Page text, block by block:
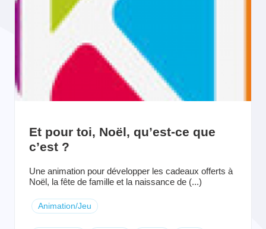
Et pour toi, Noël, qu’est-ce que
c’est ?
Une animation pour développer les cadeaux offerts à
Noël, la fête de famille et la naissance de (...)
Animation/Jeu